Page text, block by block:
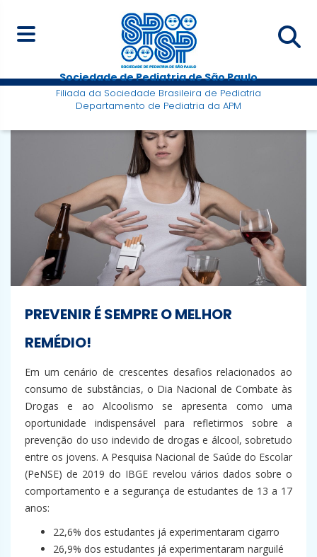
Sociedade de Pediatria de São Paulo
Filiada da Sociedade Brasileira de Pediatria
Departamento de Pediatria da APM
PREVENIR É SEMPRE O MELHOR
REMÉDIO!
Em um cenário de crescentes desafios relacionados ao
consumo de substâncias, o Dia Nacional de Combate às
Drogas e ao Alcoolismo se apresenta como uma
oportunidade indispensável para refletirmos sobre a
prevenção do uso indevido de drogas e álcool, sobretudo
entre os jovens. A Pesquisa Nacional de Saúde do Escolar
(PeNSE) de 2019 do IBGE revelou vários dados sobre o
comportamento e a segurança de estudantes de 13 a 17
anos:
22,6% dos estudantes já experimentaram cigarro
26,9% dos estudantes já experimentaram narguilé